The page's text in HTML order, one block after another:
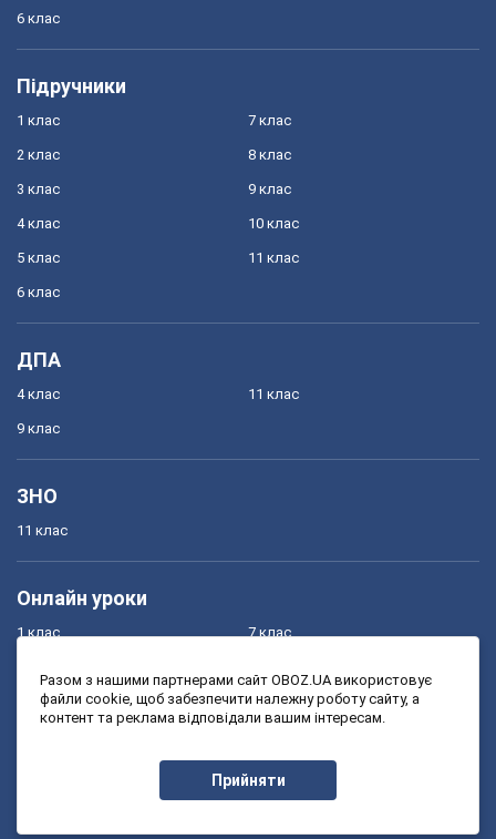
6 клас
Підручники
1 клас
2 клас
3 клас
4 клас
5 клас
6 клас
7 клас
8 клас
9 клас
10 клас
11 клас
ДПА
4 клас
9 клас
11 клас
ЗНО
11 клас
Онлайн уроки
1 клас
3 клас
7 клас
9 клас
Разом з нашими партнерами сайт OBOZ.UA використовує
файли cookie, щоб забезпечити належну роботу сайту, а
контент та реклама відповідали вашим інтересам.
Прийняти